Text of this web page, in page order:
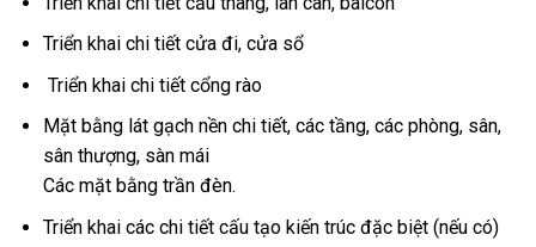
Triển khai chi tiết cửa đi, cửa sổ
Triển khai chi tiết cổng rào
Mặt bằng lát gạch nền chi tiết, các tầng, các phòng, sân,
sân thượng, sàn mái
Các mặt bằng trần đèn.
Triển khai các chi tiết cấu tạo kiến trúc đặc biệt (nếu có)